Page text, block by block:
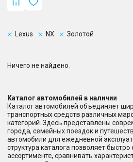
Lexus NX Золотой
Ничего не найдено.
Каталог автомобилей в наличии
Каталог автомобилей объединяет
транспортных средств различных
категорий. Здесь представлены
города, семейных поездок и
автомобили для ежедневной
структура каталога позволяет
ассортименте, сравнивать